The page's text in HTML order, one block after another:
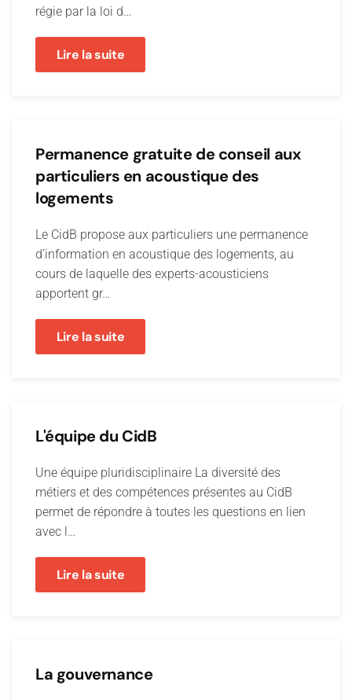
régie par la loi d…
Lire la suite
Permanence gratuite de conseil aux
particuliers en acoustique des
logements
Le CidB propose aux particuliers une permanence
d’information en acoustique des logements, au
cours de laquelle des experts-acousticiens
apportent gr…
Lire la suite
L'équipe du CidB
Une équipe pluridisciplinaire La diversité des
métiers et des compétences présentes au CidB
permet de répondre à toutes les questions en lien
avec l…
Lire la suite
La gouvernance